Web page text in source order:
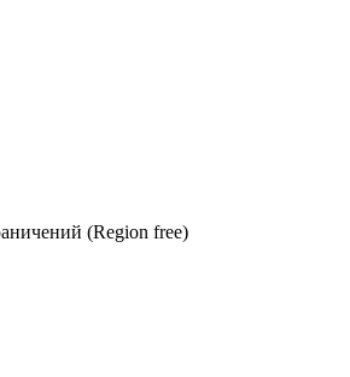
(Region free)